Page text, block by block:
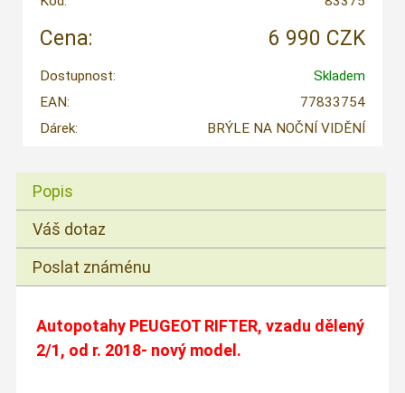
Cena: 6 990 CZK
Dostupnost:
Skladem
EAN:
77833754
Dárek:
BRÝLE NA NOČNÍ VIDĚNÍ
Popis
Váš dotaz
Poslat známénu
Autopotahy PEUGEOT RIFTER, vzadu dělený
2/1, od r. 2018- nový model.